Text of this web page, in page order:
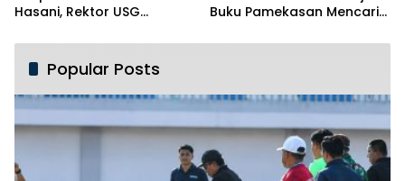
Hasani, Rektor USG
Beasiswa
Buku Pamekasan Mencari
Popular Posts